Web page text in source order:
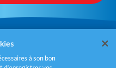
légales
des cookies
à son bon